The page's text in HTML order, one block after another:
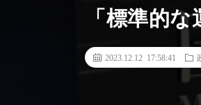
「標準的
2023.12.12 17:58:41